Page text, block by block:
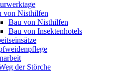
von Nisthilfen
Bau von Nisthilfen
Bau von Insektenhotels
der Störche